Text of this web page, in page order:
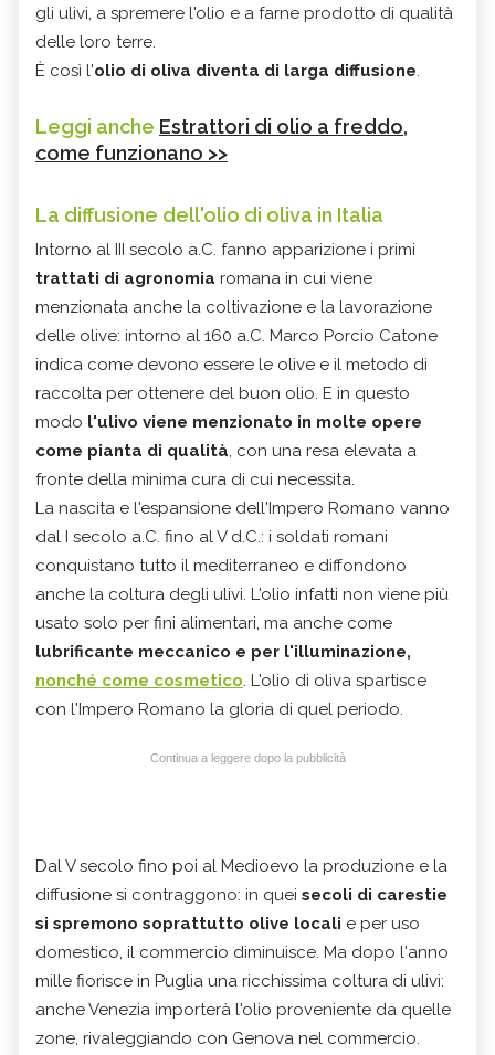
gli ulivi, a spremere l'olio e a farne prodotto di qualità
delle loro terre.
È così l'olio di oliva diventa di larga diffusione.
Leggi anche Estrattori di olio a freddo,
come funzionano >>
La diffusione dell'olio di oliva in Italia
Intorno al III secolo a.C. fanno apparizione i primi
trattati di agronomia romana in cui viene
menzionata anche la coltivazione e la lavorazione
delle olive: intorno al 160 a.C. Marco Porcio Catone
indica come devono essere le olive e il metodo di
raccolta per ottenere del buon olio. E in questo
modo l'ulivo viene menzionato in molte opere
come pianta di qualità, con una resa elevata a
fronte della minima cura di cui necessita.
La nascita e l'espansione dell'Impero Romano vanno
dal I secolo a.C. fino al V d.C.: i soldati romani
conquistano tutto il mediterraneo e diffondono
anche la coltura degli ulivi. L'olio infatti non viene più
usato solo per fini alimentari, ma anche come
lubrificante meccanico e per l'illuminazione,
nonché come cosmetico. L'olio di oliva spartisce
con l'Impero Romano la gloria di quel periodo.
Continua a leggere dopo la pubblicità
Dal V secolo fino poi al Medioevo la produzione e la
diffusione si contraggono: in quei secoli di carestie
si spremono soprattutto olive locali e per uso
domestico, il commercio diminuisce. Ma dopo l'anno
mille fiorisce in Puglia una ricchissima coltura di ulivi:
anche Venezia importerà l'olio proveniente da quelle
zone, rivaleggiando con Genova nel commercio.